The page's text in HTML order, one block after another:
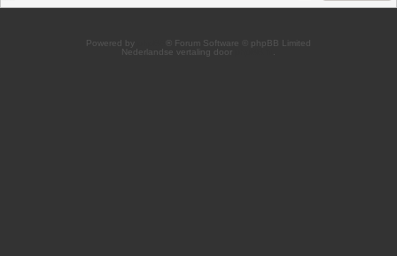
Powered by
® Forum Software © phpBB Limited
Nederlandse vertaling door